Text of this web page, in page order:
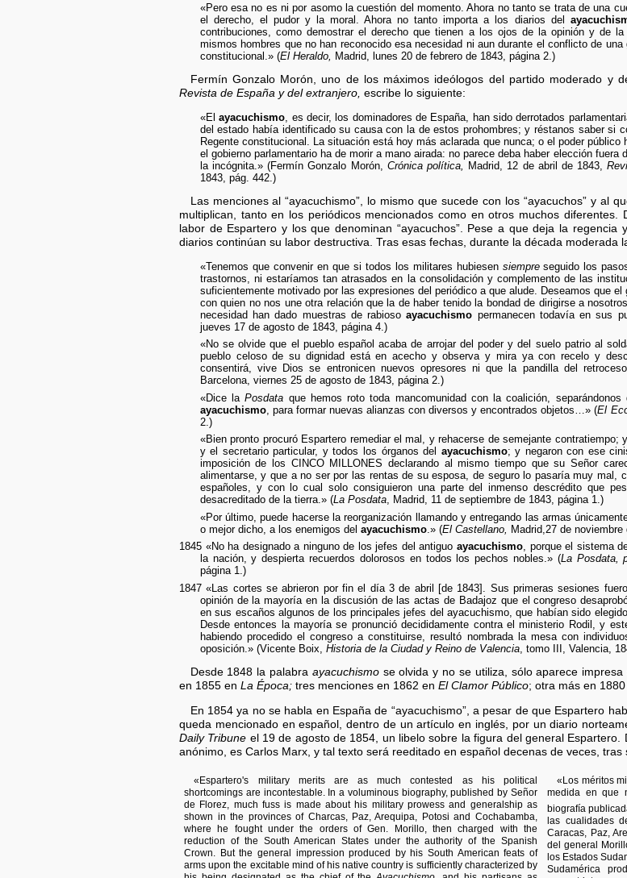
«Pero esa no es ni por asomo la cuestión del momento. Ahora no tanto se trata de una
el derecho, el pudor y la moral. Ahora no tanto importa a los diarios del
contribuciones, como demostrar el derecho que tienen a los ojos de la opinión y de
mismos hombres que no han reconocido esa necesidad ni aun durante el conflicto de
constitucional.» (El Heraldo, Madrid, lunes 20 de febrero de 1843, página 2.)
Fermín Gonzalo Morón, uno de los máximos ideólogos del partido moderado y
Revista de España y del extranjero, escribe lo siguiente:
«Elayacuchismo , es decir, los dominadores de España, han sido derrotados
del estado había identificado su causa con la de estos prohombres; y réstanos saber si
Regente constitucional. La situación está hoy más aclarada que nunca; o el poder
el gobierno parlamentario ha de morir a mano airada: no parece deba haber elección
la incógnita.» (Fermín Gonzalo Morón, Crónica política, Madrid, 12 de abril de 1843,
1843, pág. 442.)
Las menciones al “ayacuchismo”, lo mismo que sucede con los “ayacuchos” y al
multiplican, tanto en los periódicos mencionados como en otros muchos
labor de Espartero y los que denominan “ayacuchos”. Pese a que deja la
diarios continúan su labor destructiva. Tras esas fechas, durante la década moderada
«Tenemos que convenir en que si todos los militares hubiesen siempreseguido los
trastornos, ni estaríamos tan atrasados en la consolidación y complemento de las
suficientemente motivado por las expresiones del periódico a que alude. Deseamos que
con quien no nos une otra relación que la de haber tenido la bondad de dirigirse a
necesidad han dado muestras de rabiosoayacuchismo permanecen todavía en sus
jueves 17 de agosto de 1843, página 4.)
«No se olvide que el pueblo español acaba de arrojar del poder y del suelo patrio al
pueblo celoso de su dignidad está en acecho y observa y mira ya con recelo y
consentirá, vive Dios se entronicen nuevos opresores ni que la pandilla del
Barcelona, viernes 25 de agosto de 1843, página 2.)
«Dice laPosdata que hemos roto toda mancomunidad con la coalición,
ayacuchismo, para formar nuevas alianzas con diversos y encontrados objetos…» (El
2.)
«Bien pronto procuró Espartero remediar el mal, y rehacerse de semejante
y el secretario particular, y todos los órganos del ayacuchismo; y negaron con ese
imposición de los CINCO MILLONES declarando al mismo tiempo que su Señor
alimentarse, y que a no ser por las rentas de su esposa, de seguro lo pasaría muy mal,
españoles, y con lo cual solo consiguieron una parte del inmenso descrédito que
desacreditado de la tierra.» (La Posdata, Madrid, 11 de septiembre de 1843, página 1.)
«Por último, puede hacerse la reorganización llamando y entregando las armas
o mejor dicho, a los enemigos del ayacuchismo.» (El Castellano,
Madrid,27 de
1845 «No ha designado a ninguno de los jefes del antiguoayacuchismo, porque el sistema
la nación, y despierta recuerdos dolorosos en todos los pechos nobles.» (La Posdata,
página 1.)
1847 «Las cortes se abrieron por fin el día 3 de abril [de 1843]. Sus primeras sesiones
opinión de la mayoría en la discusión de las actas de Badajoz que el congreso
en sus escaños algunos de los principales jefes del ayacuchismo, que habían sido
Desde entonces la mayoría se pronunció decididamente contra el ministerio Rodil, y
habiendo procedido el congreso a constituirse, resultó nombrada la mesa con
oposición.» (Vicente Boix, Historia de la Ciudad y Reino de Valencia, tomo III, Valencia,
Desde 1848 la palabra ayacuchismose olvida y no se utiliza, sólo aparece
en 1855 en La Época; tres menciones en 1862 en El Clamor Público; otra más en
En 1854 ya no se habla en España de “ayacuchismo”, a pesar de que Espartero
queda mencionado en español, dentro de un artículo en inglés, por un diario
Daily Tribune el 19 de agosto de 1854, un libelo sobre la figura del general
anónimo, es Carlos Marx, y tal texto será reeditado en español decenas de veces,
«Espartero's military merits are as much contested as his political
shortcomings are incontestable. In a voluminous biography, published by Señor
de Florez, much fuss is made about his military prowess and generalship as
shown in the provinces of Charcas, Paz, Arequipa, Potosi and Cochabamba,
where he fought under the orders of Gen. Morillo, then charged with the
reduction of the South American States under the authority of the Spanish
Crown. But the general impression produced by his South American feats of
arms upon the excitable mind of his native country is sufficiently characterized by
«Los méritos
medida en que
biografía
las cualidades
Caracas, Paz,
del general
los Estados
Sudamérica